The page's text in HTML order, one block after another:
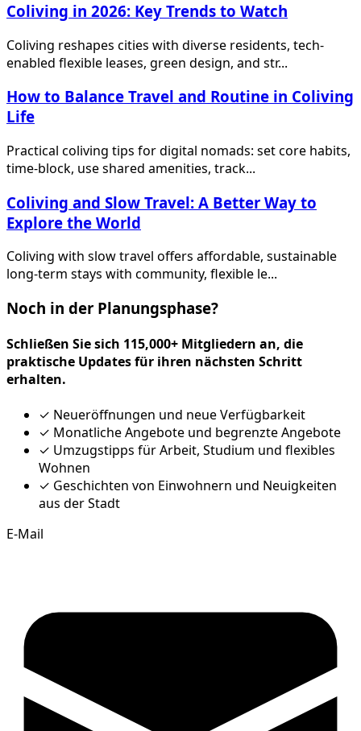
Coliving in 2026: Key Trends to Watch
Coliving reshapes cities with diverse residents, tech-
enabled flexible leases, green design, and str...
How to Balance Travel and Routine in Coliving
Life
Practical coliving tips for digital nomads: set core habits,
time-block, use shared amenities, track...
Coliving and Slow Travel: A Better Way to
Explore the World
Coliving with slow travel offers affordable, sustainable
long-term stays with community, flexible le...
Noch in der Planungsphase?
Schließen Sie sich 115,000+ Mitgliedern an, die
praktische Updates für ihren nächsten Schritt
erhalten.
✓ Neueröffnungen und neue Verfügbarkeit
✓ Monatliche Angebote und begrenzte Angebote
✓ Umzugstipps für Arbeit, Studium und flexibles
Wohnen
✓ Geschichten von Einwohnern und Neuigkeiten
aus der Stadt
E-Mail